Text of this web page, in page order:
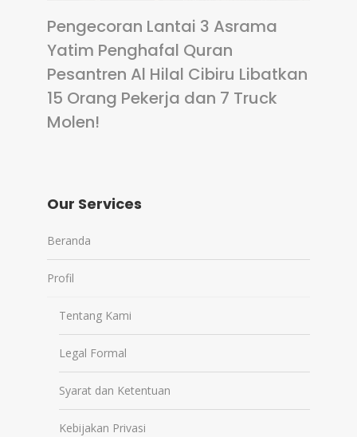
Pengecoran Lantai 3 Asrama
Yatim Penghafal Quran
Pesantren Al Hilal Cibiru Libatkan
15 Orang Pekerja dan 7 Truck
Molen!
Our Services
Beranda
Profil
Tentang Kami
Legal Formal
Syarat dan Ketentuan
Kebijakan Privasi